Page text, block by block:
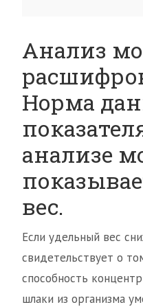
Анализ
Норма
анализе
вес.
Если удельный вес
свидетельствует о
способность
шлаки из организма